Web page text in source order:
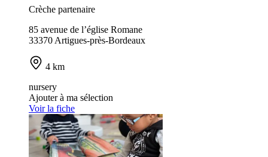
Crèche partenaire
85 avenue de l’église Romane
33370 Artigues-près-Bordeaux
4 km
nursery
Ajouter à ma sélection
Voir la fiche